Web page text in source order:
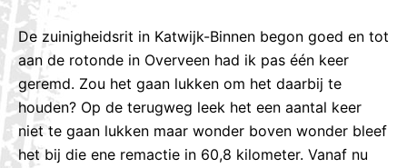
De zuinigheidsrit in Katwijk-Binnen begon goed en tot
aan de rotonde in Overveen had ik pas één keer
geremd. Zou het gaan lukken om het daarbij te
houden? Op de terugweg leek het een aantal keer
niet te gaan lukken maar wonder boven wonder bleef
het bij die ene remactie in 60,8 kilometer. Vanaf nu